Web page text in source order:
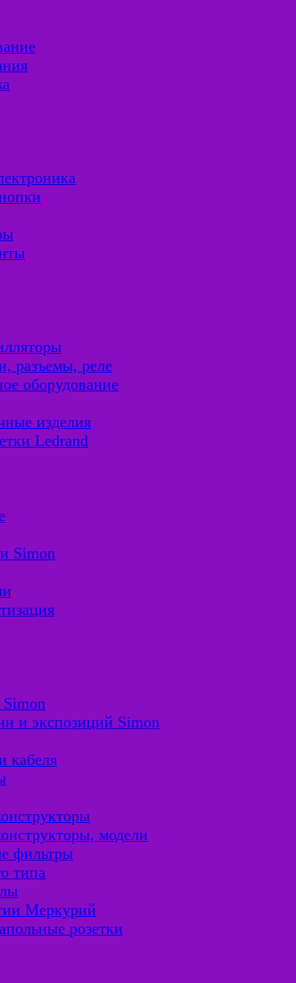
разъемы, реле
оборудование
изделия
Ledrand
Simon
Simon
и экспозиций Simon
кабеля
модели
фильтры
типа
Меркурий
розетки